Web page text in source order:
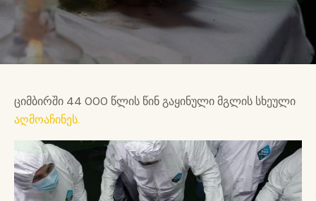
ციმბირში 44 000 წლის წინ გაყინული მგლის სხეული
აღმოაჩინეს.